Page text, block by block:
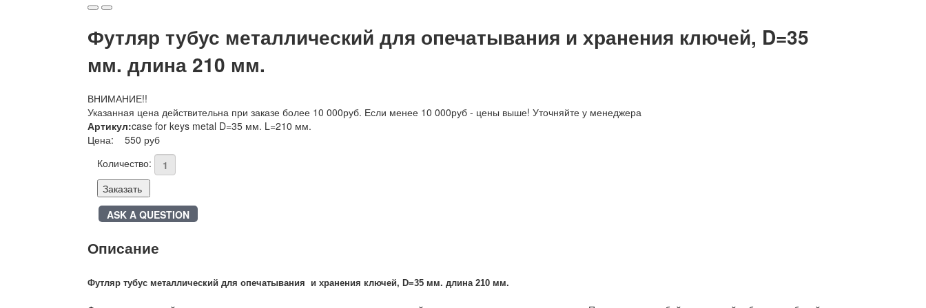
Футляр тубус металлический для опечатывания и хранения ключей, D=35
мм. длина 210 мм.
ВНИМАНИЕ!!
Указанная цена действительна при заказе более 10 000руб. Если менее 10 000руб - цены выше! Уточняйте у менеджера
Артикул:case for keys metal D=35 мм. L=210 мм.
Цена:
550 руб
Количество:
Заказать
ASK A QUESTION
Описание
Футляр тубус металлический для опечатывания и хранения ключей, D=35 мм. длина 210 мм.